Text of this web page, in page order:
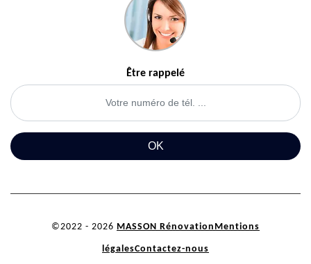
Être rappelé
©2022 - 2026 MASSON Rénovation Mentions
légalesContactez-nous